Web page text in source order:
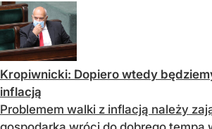
Kropiwnicki: Dopiero wtedy
inflacją
Problemem walki z inflacją należy